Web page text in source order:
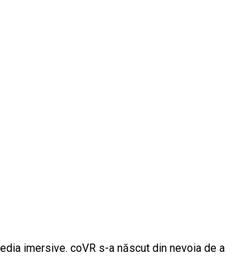
imersive. coVR s-a născut din nevoia de a